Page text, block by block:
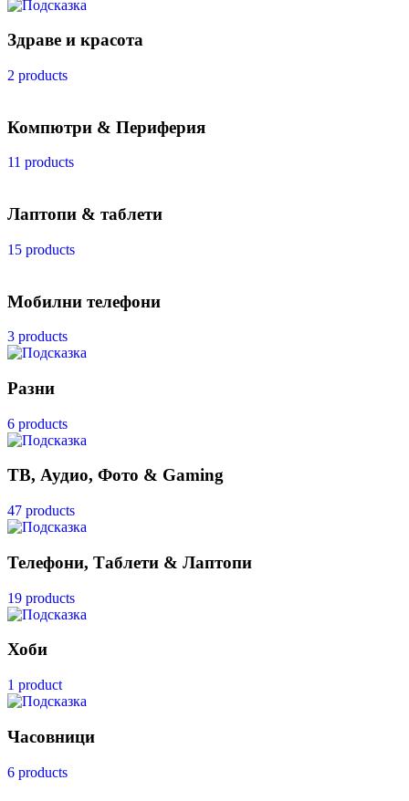
Здраве и красота
2 products
Компютри & Периферия
11 products
Лаптопи & таблети
15 products
Мобилни телефони
3 products
Разни
6 products
ТВ, Аудио, Фото & Gaming
47 products
Телефони, Таблети & Лаптопи
19 products
Хоби
1 product
Часовници
6 products